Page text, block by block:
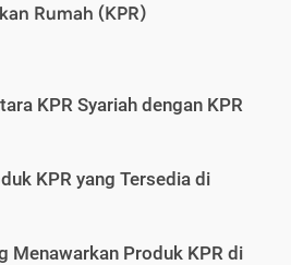
Rumah (KPR)
KPR Syariah dengan KPR
KPR yang Tersedia di
Menawarkan Produk KPR di